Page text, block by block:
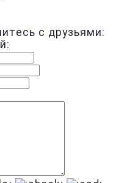
с друзьями: